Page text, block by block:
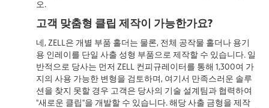
오.
고객 맞춤형 클립 제작이 가능한가요?
네, ZELL은 개별 부품 홀더는 물론, 전체 공작물 홀더나 용기
용 인레이를 단일 사출 성형 부품으로 제작할 수 있습니다. 일
반적으로 당사는 먼저 ZELL 컨피규레이터를 통해 1,300여 가
지의 사용 가능한 변형을 검토하며, 여기서 만족스러운 솔루
션을 찾지 못할 경우 고객은 당사의 기술 설계팀과 협력하여
"새로운 클립"을 개발할 수 있습니다. 해당 사출 금형을 제작